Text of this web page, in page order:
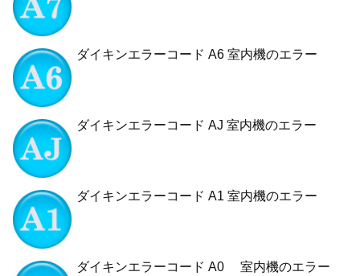
ダイキンエラーコード A6 室内機のエラー
ダイキンエラーコード AJ 室内機のエラー
ダイキンエラーコード A1 室内機のエラー
ダイキンエラーコード A0 室内機のエラー